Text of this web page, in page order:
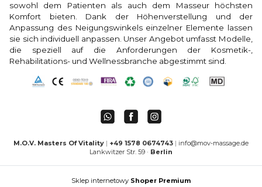
sowohl dem Patienten als auch dem Masseur höchsten
Komfort bieten. Dank der Höhenverstellung und der
Anpassung des Neigungswinkels einzelner Elemente lassen
sie sich individuell anpassen. Unser Angebot umfasst Modelle,
die speziell auf die Anforderungen der Kosmetik-,
Rehabilitations- und Wellnessbranche abgestimmt sind.
M.O.V. Masters Of Vitality | +49 1578 0674743 | info@mov-massage.de
Lankwitzer Str. 59 · Berlin
Sklep internetowy Shoper Premium